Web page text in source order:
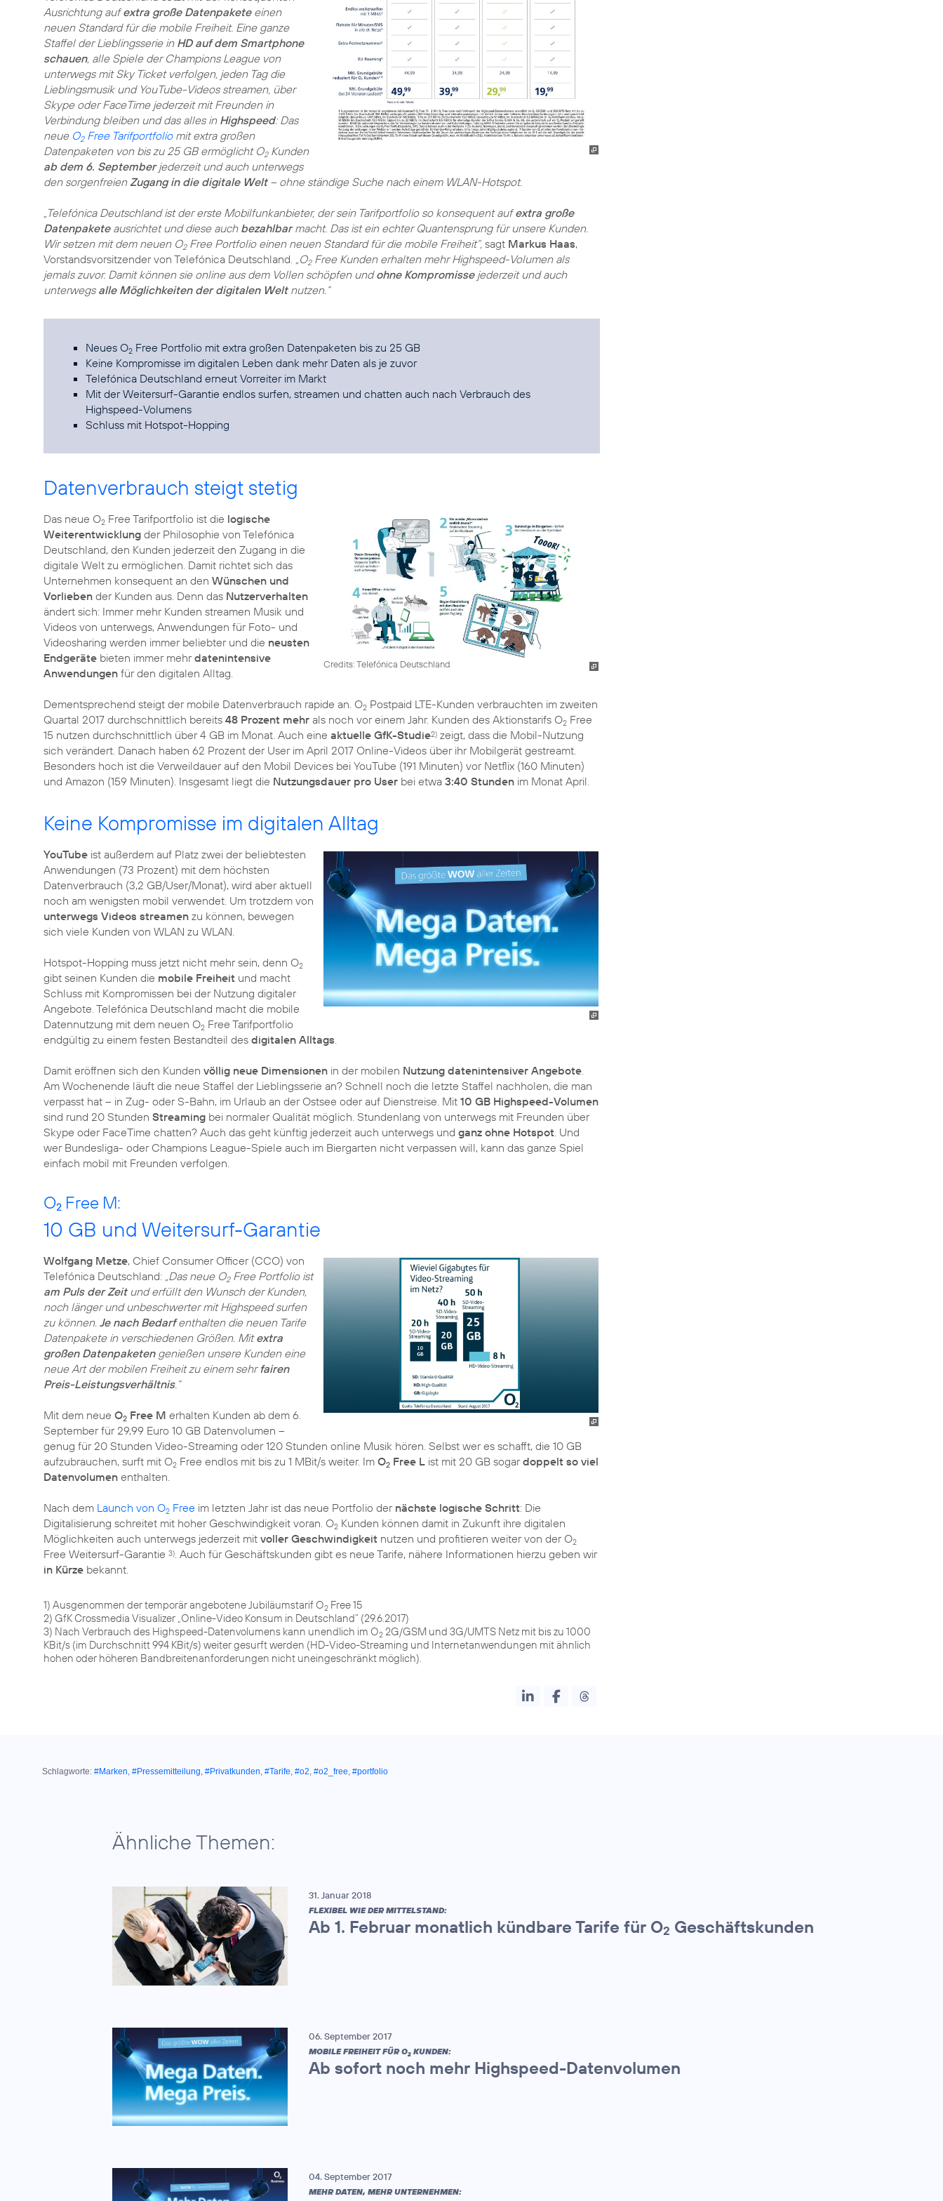
Ausrichtung aufextra große Datenpaketeeinen
neuen Standard für die mobile Freiheit. Eine ganze
Staffel der Lieblingsserie in HD auf dem Smartphone
schauen, alle Spiele der Champions League von
unterwegs mit Sky Ticket verfolgen, jeden Tag die
Lieblingsmusik und YouTube-Videos streamen, über
Skype oder FaceTime jederzeit mit Freunden in
Verbindung bleiben und das alles in Highspeed: Das
neue O2Free Tarifportfoliomit extra großen
Datenpaketen von bis zu 25 GB ermöglicht O2Kunden
ab dem 6. Septemberjederzeit und auch unterwegs
den sorgenfreienZugang in die digitale Welt– ohne ständige Suche nach einem WLAN-Hotspot.
„Telefónica Deutschland ist der erste Mobilfunkanbieter, der sein Tarifportfolio so konsequent aufextra große
Datenpaketeausrichtet und diese auch bezahlbarmacht. Das ist ein echter Quantensprung für unsere Kunden.
Wir setzen mit dem neuen O2Free Portfolio einen neuen Standard für die mobile Freiheit“, sagt Markus Haas,
Vorstandsvorsitzender von Telefónica Deutschland. „O2Free Kunden erhalten mehr Highspeed-Volumen als
jemals zuvor. Damit können sie online aus dem Vollen schöpfen undohne Kompromissejederzeit und auch
unterwegs alle Möglichkeiten der digitalen Weltnutzen.“
Neues O2 Free Portfolio mit extra großen Datenpaketen bis zu 25 GB
Keine Kompromisse im digitalen Leben dank mehr Daten als je zuvor
Telefónica Deutschland erneut Vorreiter im Markt
Mit der Weitersurf-Garantie endlos surfen, streamen und chatten auch nach Verbrauch des
Highspeed-Volumens
Schluss mit Hotspot-Hopping
Datenverbrauch steigt stetig
Credits: Telefónica Deutschland
Das neue O2 Free Tarifportfolio ist die logische
Weiterentwicklung der Philosophie von Telefónica
Deutschland, den Kunden jederzeit den Zugang in die
digitale Welt zu ermöglichen. Damit richtet sich das
Unternehmen konsequent an den Wünschen und
Vorlieben der Kunden aus. Denn das Nutzerverhalten
ändert sich: Immer mehr Kunden streamen Musik und
Videos von unterwegs, Anwendungen für Foto- und
Videosharing werden immer beliebter und die neusten
Endgeräte bieten immer mehrdatenintensive
Anwendungen für den digitalen Alltag.
Dementsprechend steigt der mobile Datenverbrauch rapide an. O2 Postpaid LTE-Kunden verbrauchten im zweiten
Quartal 2017 durchschnittlich bereits 48 Prozent mehr als noch vor einem Jahr. Kunden des Aktionstarifs O2 Free
15 nutzen durchschnittlich über 4 GB im Monat. Auch eine aktuelle GfK-Studie2) zeigt, dass die Mobil-Nutzung
sich verändert. Danach haben 62 Prozent der User im April 2017 Online-Videos über ihr Mobilgerät gestreamt.
Besonders hoch ist die Verweildauer auf den Mobil Devices bei YouTube (191 Minuten) vor Netflix (160 Minuten)
und Amazon (159 Minuten). Insgesamt liegt die Nutzungsdauer pro User bei etwa 3:40 Stunden im Monat April.
Keine Kompromisse im digitalen Alltag
YouTube ist außerdem auf Platz zwei der beliebtesten
Anwendungen (73 Prozent) mit dem höchsten
Datenverbrauch (3,2 GB/User/Monat), wird aber aktuell
noch am wenigsten mobil verwendet. Um trotzdem von
unterwegs Videos streamen zu können, bewegen
sich viele Kunden von WLAN zu WLAN.
Hotspot-Hopping muss jetzt nicht mehr sein, denn O2
gibt seinen Kunden die mobile Freiheit und macht
Schluss mit Kompromissen bei der Nutzung digitaler
Angebote. Telefónica Deutschland macht die mobile
Datennutzung mit dem neuen O2 Free Tarifportfolio
endgültig zu einem festen Bestandteil des digitalen Alltags.
Damit eröffnen sich den Kunden völlig neue Dimensionen in der mobilen Nutzung datenintensiver Angebote.
Am Wochenende läuft die neue Staffel der Lieblingsserie an? Schnell noch die letzte Staffel nachholen, die man
verpasst hat – in Zug- oder S-Bahn, im Urlaub an der Ostsee oder auf Dienstreise. Mit 10 GB Highspeed-Volumen
sind rund 20 Stunden Streaming bei normaler Qualität möglich. Stundenlang von unterwegs mit Freunden über
Skype oder FaceTime chatten? Auch das geht künftig jederzeit auch unterwegs und ganz ohne Hotspot. Und
wer Bundesliga- oder Champions League-Spiele auch im Biergarten nicht verpassen will, kann das ganze Spiel
einfach mobil mit Freunden verfolgen.
O2 Free M:
10 GB und Weitersurf-Garantie
Wolfgang Metze, Chief Consumer Officer (CCO) von
Telefónica Deutschland: „Das neue O2Free Portfolio ist
am Puls der Zeitund erfüllt den Wunsch der Kunden,
noch länger und unbeschwerter mit Highspeed surfen
zu können. Je nach Bedarfenthalten die neuen Tarife
Datenpakete in verschiedenen Größen. Mitextra
großen Datenpaketengenießen unsere Kunden eine
neue Art der mobilen Freiheit zu einem sehrfairen
Preis-Leistungsverhältnis.“
Mit dem neue O2 Free M erhalten Kunden ab dem 6.
September für 29,99 Euro 10 GB Datenvolumen –
genug für 20 Stunden Video-Streaming oder 120 Stunden online Musik hören. Selbst wer es schafft, die 10 GB
aufzubrauchen, surft mit O2 Free endlos mit bis zu 1 MBit/s weiter. Im O2 Free L ist mit 20 GB sogardoppelt so viel
Datenvolumen enthalten.
Nach dem Launch von O2 Free im letzten Jahr ist das neue Portfolio der nächste logische Schritt: Die
Digitalisierung schreitet mit hoher Geschwindigkeit voran. O2 Kunden können damit in Zukunft ihre digitalen
Möglichkeiten auch unterwegs jederzeit mit voller Geschwindigkeit nutzen und profitieren weiter von der O2
Free Weitersurf-Garantie 3). Auch für Geschäftskunden gibt es neue Tarife, nähere Informationen hierzu geben wir
in Kürze bekannt.
1) Ausgenommen der temporär angebotene Jubiläumstarif O2 Free 15
2) GfK Crossmedia Visualizer „Online-Video Konsum in Deutschland“ (29.6.2017)
3) Nach Verbrauch des Highspeed-Datenvolumens kann unendlich im O2 2G/GSM und 3G/UMTS Netz mit bis zu 1000
KBit/s (im Durchschnitt 994 KBit/s) weiter gesurft werden (HD-Video-Streaming und Internetanwendungen mit ähnlich
hohen oder höheren Bandbreitenanforderungen nicht uneingeschränkt möglich).
Schlagworte: #Marken, #Pressemitteilung, #Privatkunden, #Tarife, #o2, #o2_free, #portfolio
Ähnliche Themen:
31. Januar 2018
FLEXIBEL WIE DER MITTELSTAND:
Ab 1. Februar monatlich kündbare Tarife für O2 Geschäftskunden
06. September 2017
MOBILE FREIHEIT FÜR O2 KUNDEN:
Ab sofort noch mehr Highspeed-Datenvolumen
04. September 2017
MEHR DATEN, MEHR UNTERNEHMEN: